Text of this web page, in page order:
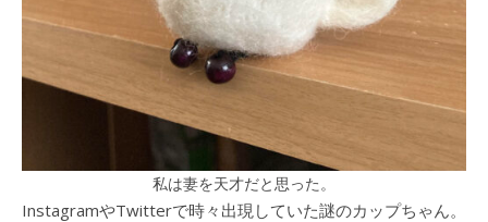
私は妻を天才だと思った。
InstagramやTwitterで時々出現していた謎のカップちゃん。